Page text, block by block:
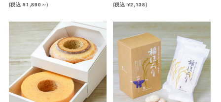
(税込 ¥1,890～) (税込 ¥2,138)